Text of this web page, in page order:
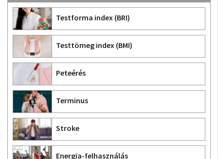
Testforma index (BRI)
Testtömeg index (BMI)
Peteérés
Terminus
Stroke
Energia-felhasználás